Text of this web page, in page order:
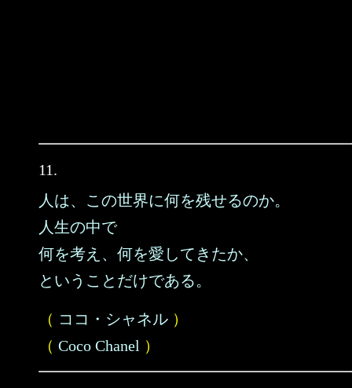
11.
人は、この世界に何を残せるのか。
人生の中で
何を考え、何を愛してきたか、
ということだけである。
（ ココ・シャネル ）
（ Coco Chanel ）